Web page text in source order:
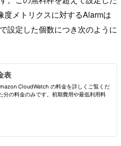
メトリクスに対するAlarmは
設定した個数につき次のように